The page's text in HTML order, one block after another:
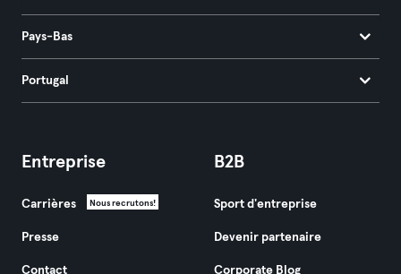
Pays-Bas
Portugal
Entreprise
Carrières Nous recrutons!
Presse
Contact
B2B
Sport d'entreprise
Devenir partenaire
Corporate Blog